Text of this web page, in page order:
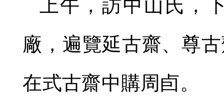
上午，訪中山氏，
廠，遍覽延古齋、尊
在式古齋中購周卣。